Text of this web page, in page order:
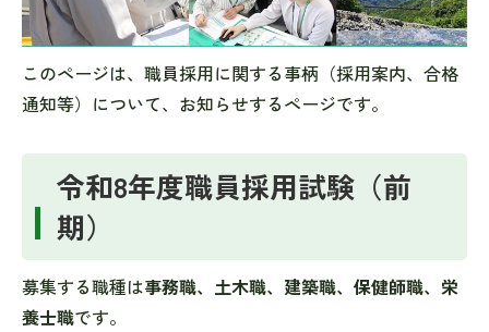
このページは、職員採用に関する事柄（採用案内、合格
通知等）について、お知らせするページです。
令和8年度職員採用試験（前
期）
募集する職種は事務職、土木職、建築職、保健師職、栄
養士職です。